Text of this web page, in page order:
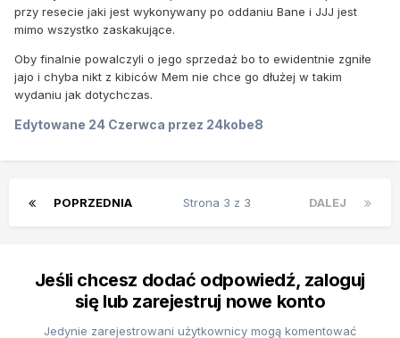
przy resecie jaki jest wykonywany po oddaniu Bane i JJJ jest
mimo wszystko zaskakujące.
Oby finalnie powalczyli o jego sprzedaż bo to ewidentnie zgniłe
jajo i chyba nikt z kibiców Mem nie chce go dłużej w takim
wydaniu jak dotychczas.
Edytowane 24 Czerwca przez 24kobe8
POPRZEDNIA DALEJ
Strona 3 z 3
Jeśli chcesz dodać odpowiedź, zaloguj
się lub zarejestruj nowe konto
Jedynie zarejestrowani użytkownicy mogą komentować